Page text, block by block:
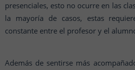
presenciales, esto no ocurre en las
la mayoría de casos, estas
constante entre el profesor y el
Además de sentirse más